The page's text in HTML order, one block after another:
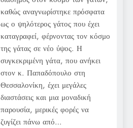
καθώς αναγνωρίστηκε πρόσφατα
ως ο ψηλότερος γάτος που έχει
καταγραφεί, φέρνοντας τον κόσμο
της γάτας σε νέο ύψος. Η
συγκεκριμένη γάτα, που ανήκει
στον κ. Παπαδόπουλο στη
Θεσσαλονίκη, έχει μεγάλες
διαστάσεις και μια μοναδική
παρουσία, μερικές φορές να
ζυγίζει πάνω από…